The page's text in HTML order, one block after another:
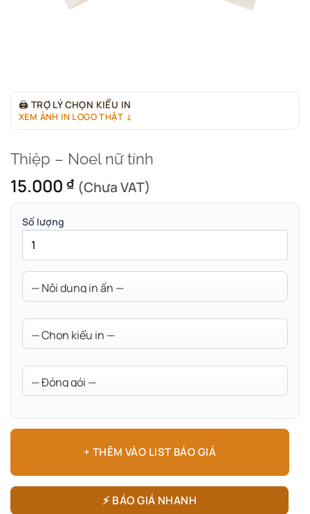
🖨 TRỢ LÝ CHỌN KIỂU IN
XEM ẢNH IN LOGO THẬT ↓
Thiệp – Noel nữ tính
15.000 ₫ (Chưa VAT)
Số lượng
+ THÊM VÀO LIST BÁO GIÁ
⚡ BÁO GIÁ NHANH